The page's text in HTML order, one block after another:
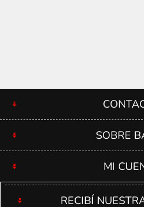
SOBRE
MI
RECIBÍ